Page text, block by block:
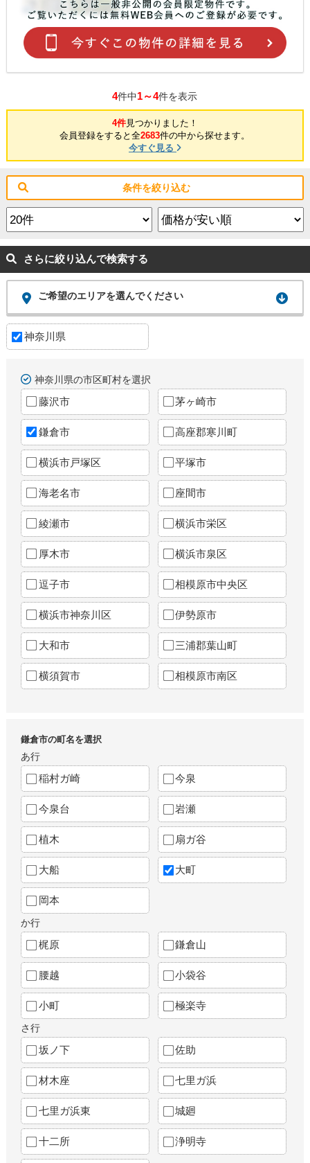
4件中1～4件を表示
4件見つかりました！
会員登録をすると全2683件の中から探せます。
今すぐ見る
条件を絞り込む
さらに絞り込んで検索する
ご希望のエリアを選んでください
神奈川県
神奈川県の市区町村を選択
藤沢市 茅ヶ崎市
鎌倉市 高座郡寒川町
横浜市戸塚区 平塚市
海老名市 座間市
綾瀬市 横浜市栄区
厚木市 横浜市泉区
逗子市 相模原市中央区
横浜市神奈川区 伊勢原市
大和市 三浦郡葉山町
横須賀市 相模原市南区
鎌倉市の町名を選択
あ行
稲村ガ崎 今泉
今泉台 岩瀬
植木 扇ガ谷
大船 大町
岡本
か行
梶原 鎌倉山
腰越 小袋谷
小町 極楽寺
さ行
坂ノ下 佐助
材木座 七里ガ浜
七里ガ浜東 城廻
十二所 浄明寺